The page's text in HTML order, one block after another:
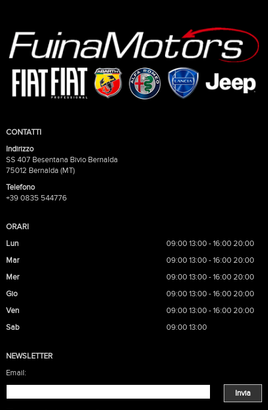
CONTATTI
Indirizzo
SS 407 Besentana Bivio Bernalda
75012 Bernalda (MT)
Telefono
+39 0835 544776
ORARI
Lun
09:00 13:00 - 16:00 20:00
Mar
09:00 13:00 - 16:00 20:00
Mer
09:00 13:00 - 16:00 20:00
Gio
09:00 13:00 - 16:00 20:00
Ven
09:00 13:00 - 16:00 20:00
Sab
09:00 13:00
NEWSLETTER
Email:
Invia